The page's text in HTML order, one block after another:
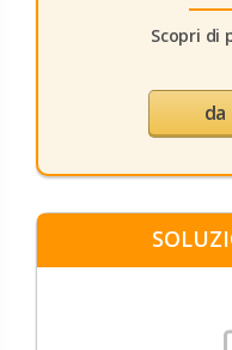
Scopri di
da